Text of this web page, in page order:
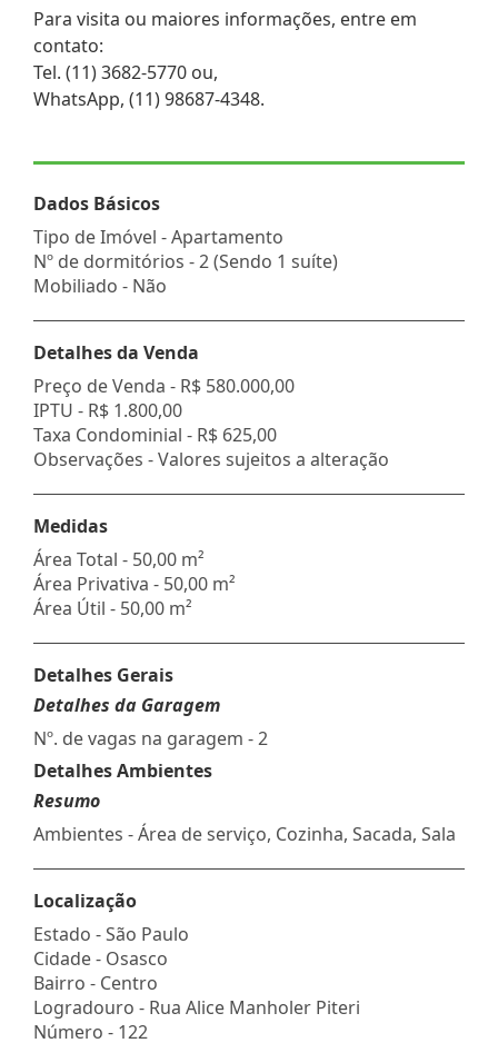
Para visita ou maiores informações, entre em
contato:
Tel. (11) 3682-5770 ou,
WhatsApp, (11) 98687-4348.
Dados Básicos
Tipo de Imóvel - Apartamento
Nº de dormitórios - 2 (Sendo 1 suíte)
Mobiliado - Não
Detalhes da Venda
Preço de Venda - R$ 580.000,00
IPTU - R$ 1.800,00
Taxa Condominial - R$ 625,00
Observações - Valores sujeitos a alteração
Medidas
Área Total - 50,00 m²
Área Privativa - 50,00 m²
Área Útil - 50,00 m²
Detalhes Gerais
Detalhes da Garagem
Nº. de vagas na garagem - 2
Detalhes Ambientes
Resumo
Ambientes - Área de serviço, Cozinha, Sacada, Sala
Localização
Estado -São Paulo
Cidade - Osasco
Bairro - Centro
Logradouro - Rua Alice Manholer Piteri
Número - 122